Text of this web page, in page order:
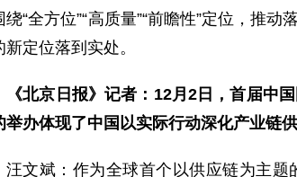
绕“全方位”“高质量”“前瞻性”定位，推
新定位落到实处。
《北京日报》记者：12月2日，首届中
举办体现了中国以实际行动深化产业链
汪文斌：作为全球首个以供应链为主